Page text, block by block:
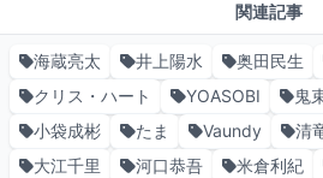
関連記事
海蔵亮太 井上陽水 奥田民生
クリス・ハート
YOASOBI 鬼
小袋成彬
たま Vaundy 清
大江千里
河口恭吾 米倉利紀